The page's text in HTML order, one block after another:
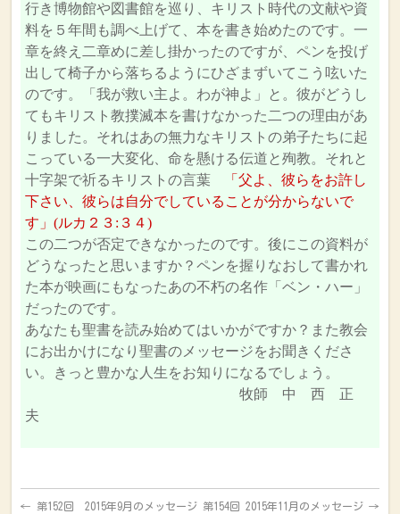
行き博物館や図書館を巡り、キリスト時代の文献や資
料を５年間も調べ上げて、本を書き始めたのです。一
章を終え二章めに差し掛かったのですが、ペンを投げ
出して椅子から落ちるようにひざまずいてこう呟いた
のです。「我が救い主よ。わが神よ」と。彼がどうし
てもキリスト教撲滅本を書けなかった二つの理由があ
りました。それはあの無力なキリストの弟子たちに起
こっている一大変化、命を懸ける伝道と殉教。それと
十字架で祈るキリストの言葉
「父よ、彼らをお許し
下さい、彼らは自分でしていることが分からないで
す」(ルカ２３:３４)
この二つが否定できなかったのです。後にこの資料が
どうなったと思いますか？ペンを握りなおして書かれ
た本が映画にもなったあの不朽の名作「ベン・ハー」
だったのです。
あなたも聖書を読み始めてはいかがですか？また教会
にお出かけになり聖書のメッセージをお聞きくださ
い。きっと豊かな人生をお知りになるでしょう。
牧師 中 西 正
夫
←
第152回 2015年9月のメッセージ 第154回 2015年11月のメッセージ →